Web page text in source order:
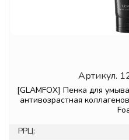
Артикул.
[GLAMFOX] Пенка для
антивозрастная
РРЦ: